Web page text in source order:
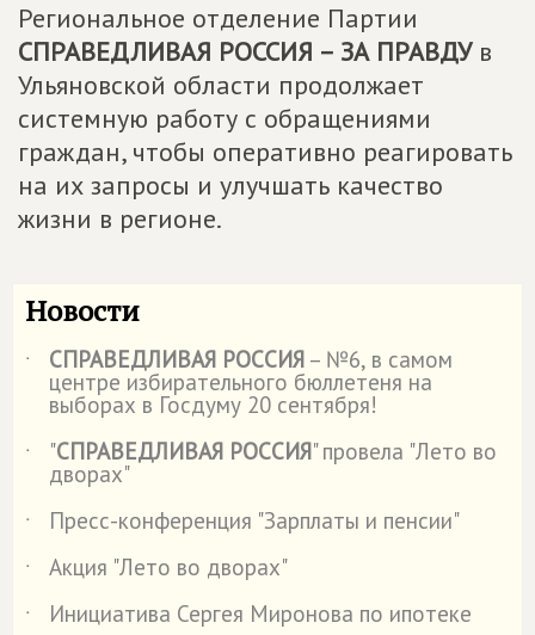
Региональное отделение Партии
СПРАВЕДЛИВАЯ РОССИЯ – ЗА ПРАВДУв
Ульяновской области продолжает
системную работу с обращениями
граждан, чтобы оперативно реагировать
на их запросы и улучшать качество
жизни в регионе.
Новости
˙ СПРАВЕДЛИВАЯ РОССИЯ – №6, в самом
центре избирательного бюллетеня на
выборах в Госдуму 20 сентября!
˙
"СПРАВЕДЛИВАЯ РОССИЯ" провела "Лето во
дворах"
˙
Пресс-конференция "Зарплаты и пенсии"
˙
Акция "Лето во дворах"
˙
Инициатива Сергея Миронова по ипотеке